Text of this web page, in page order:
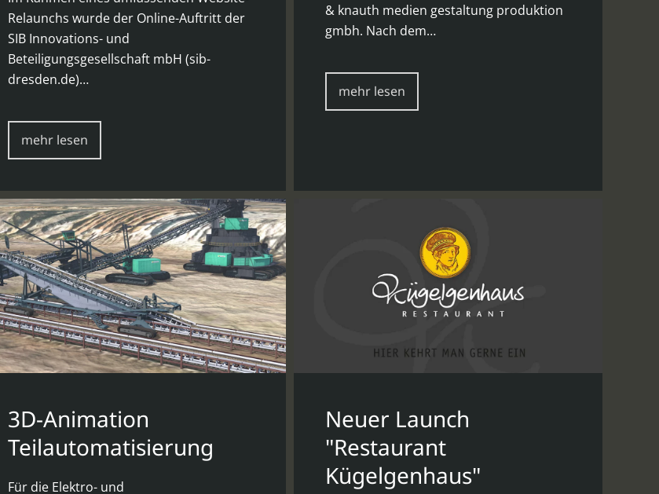
Relaunchs wurde der Online-Auftritt der
SIB Innovations- und
Beteiligungsgesellschaft mbH (sib-
dresden.de)…
mehr lesen
& knauth medien gestaltung produktion
gmbh. Nach dem…
mehr lesen
3D-Animation
Teilautomatisierung
Für die Elektro- und
Neuer Launch
"Restaurant
Kügelgenhaus"